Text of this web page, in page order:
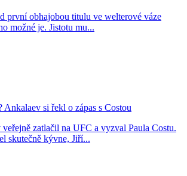
první obhajobou titulu ve welterové váze
možné je. Jistotu mu...
Ankalaev si řekl o zápas s Costou
zatlačil na UFC a vyzval Paula Costu.
skutečně kývne, Jiří...